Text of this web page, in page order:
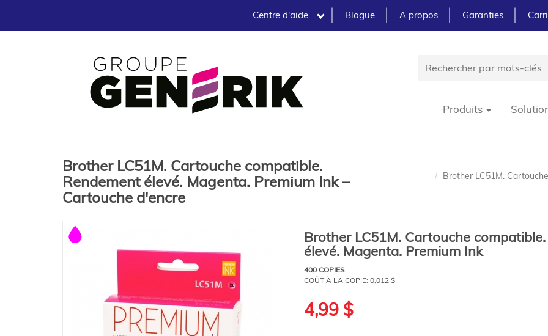
Centre d'aide Blogue A propos Garanties
Produits
Brother LC51M. Cartouche compatible.
Rendement élevé. Magenta. Premium Ink –
Cartouche d'encre
Brother LC51M.
Brother LC51M. Cartouche
élevé. Magenta. Premium Ink
400 COPIES
COÛT À LA COPIE:0,012 $
4,99 $